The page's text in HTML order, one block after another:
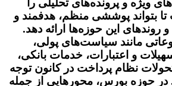
ویژه و پرونده‌های تحلیلی را
بتواند پوششی منظم، هدفمند و
روندهای این حوزه‌ها ارائه دهد.
مانند سیاست‌های پولی،
و اعتبارات، خدمات بانکی،
نظام پرداخت در کانون توجه
در حوزه بورس، محورهایی از جمله